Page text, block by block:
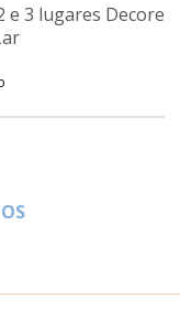
e 3 lugares Decore